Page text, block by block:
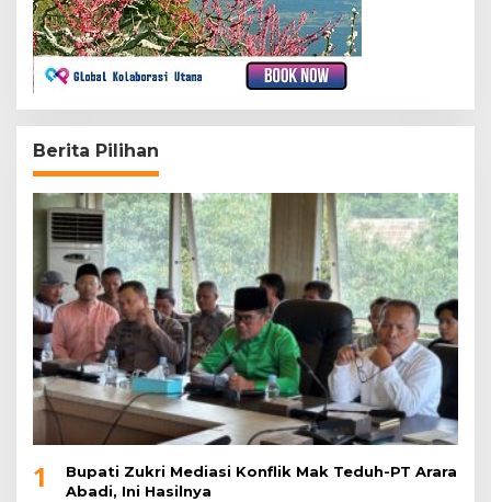
Berita Pilihan
1
Bupati Zukri Mediasi Konflik Mak Teduh-PT Arara
Abadi, Ini Hasilnya